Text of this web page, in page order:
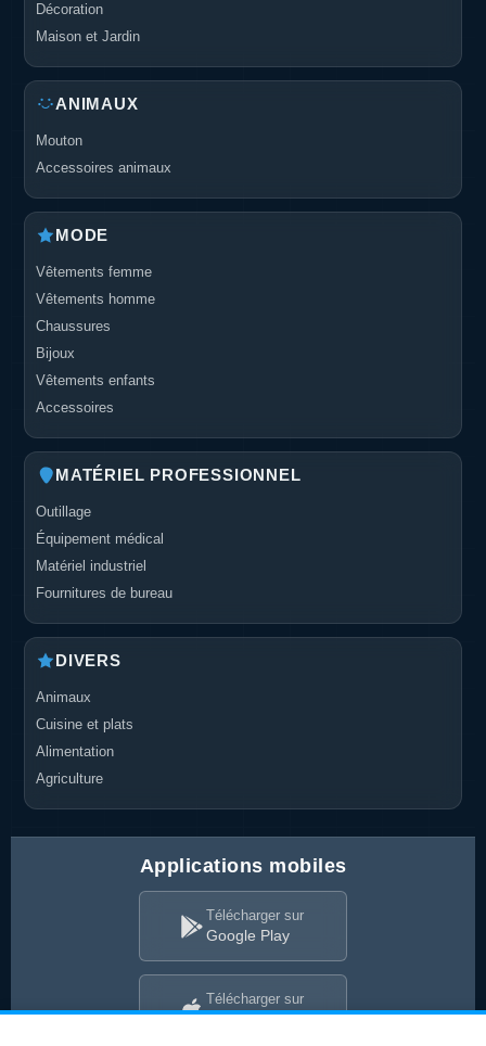
Décoration
Maison et Jardin
ANIMAUX
Mouton
Accessoires animaux
MODE
Vêtements femme
Vêtements homme
Chaussures
Bijoux
Vêtements enfants
Accessoires
MATÉRIEL PROFESSIONNEL
Outillage
Équipement médical
Matériel industriel
Fournitures de bureau
DIVERS
Animaux
Cuisine et plats
Alimentation
Agriculture
Applications mobiles
Télécharger sur
Google Play
Télécharger sur
App Store